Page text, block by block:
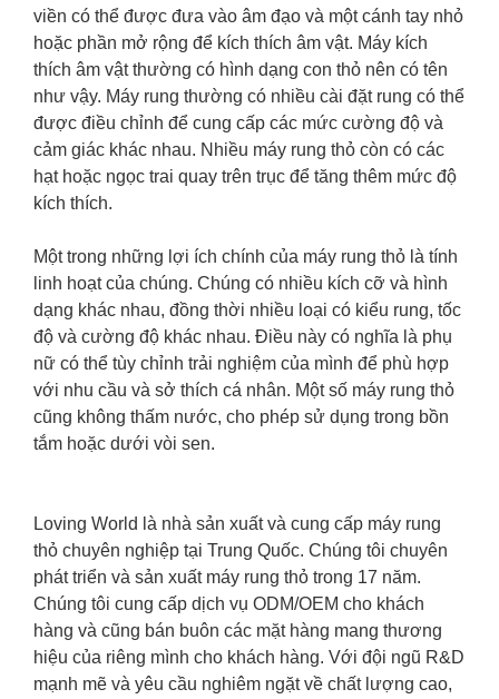
viền có thể được đưa vào âm đạo và một cánh tay nhỏ
hoặc phần mở rộng để kích thích âm vật. Máy kích
thích âm vật thường có hình dạng con thỏ nên có tên
như vậy. Máy rung thường có nhiều cài đặt rung có thể
được điều chỉnh để cung cấp các mức cường độ và
cảm giác khác nhau. Nhiều máy rung thỏ còn có các
hạt hoặc ngọc trai quay trên trục để tăng thêm mức độ
kích thích.
Một trong những lợi ích chính của máy rung thỏ là tính
linh hoạt của chúng. Chúng có nhiều kích cỡ và hình
dạng khác nhau, đồng thời nhiều loại có kiểu rung, tốc
độ và cường độ khác nhau. Điều này có nghĩa là phụ
nữ có thể tùy chỉnh trải nghiệm của mình để phù hợp
với nhu cầu và sở thích cá nhân. Một số máy rung thỏ
cũng không thấm nước, cho phép sử dụng trong bồn
tắm hoặc dưới vòi sen.
Loving World là nhà sản xuất và cung cấp máy rung
thỏ chuyên nghiệp tại Trung Quốc. Chúng tôi chuyên
phát triển và sản xuất máy rung thỏ trong 17 năm.
Chúng tôi cung cấp dịch vụ ODM/OEM cho khách
hàng và cũng bán buôn các mặt hàng mang thương
hiệu của riêng mình cho khách hàng. Với đội ngũ R&D
mạnh mẽ và yêu cầu nghiêm ngặt về chất lượng cao,